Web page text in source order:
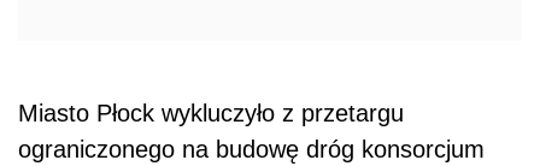
Miasto Płock wykluczyło z przetargu
ograniczonego na budowę dróg konsorcjum